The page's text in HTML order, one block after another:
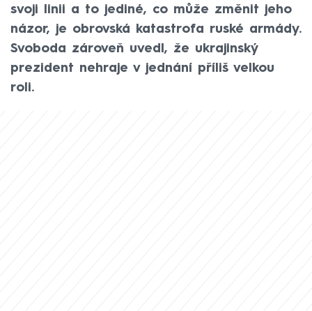
svoji linii a to jediné, co může změnit jeho
názor, je obrovská katastrofa ruské armády.
Svoboda zároveň uvedl, že ukrajinský
prezident nehraje v jednání příliš velkou
roli.